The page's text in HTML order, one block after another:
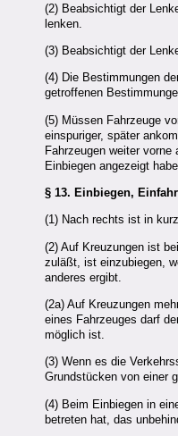
(2) Beabsichtigt der
lenken.
(3) Beabsichtigt der
(4) Die Bestimmungen
getroffenen
(5) Müssen Fahrzeuge
einspuriger, später
Fahrzeugen weiter
Einbiegen angezeigt
§ 13. Einbiegen,
(1) Nach rechts ist in
(2) Auf Kreuzungen ist
zuläßt, ist einzubiegen,
anderes ergibt.
(2a) Auf Kreuzungen
eines Fahrzeuges darf
möglich ist.
(3) Wenn es die
Grundstücken von einer
(4) Beim Einbiegen in
betreten hat, das